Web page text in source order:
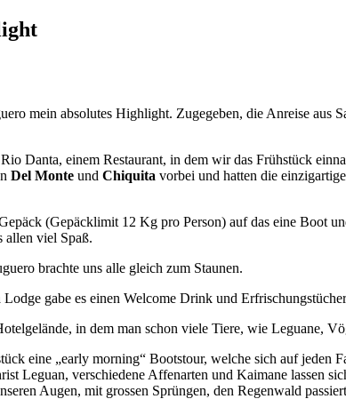
mein absolutes Highlight. Zugegeben, die Anreise aus
Danta, einem Restaurant, in dem wir das Frühstück
Del Monte und Chiquita vorbei und hatten die
(Gepäcklimit 12 Kg pro Person) auf das eine Boot
allen viel Spaß.
brachte uns alle gleich zum Staunen.
gabe es einen Welcome Drink und
in dem man schon viele Tiere, wie Leguane,
eine „early morning“ Bootstour, welche sich auf jeden
Leguan, verschiedene Affenarten und Kaimane lassen
Augen, mit grossen Sprüngen, den Regenwald